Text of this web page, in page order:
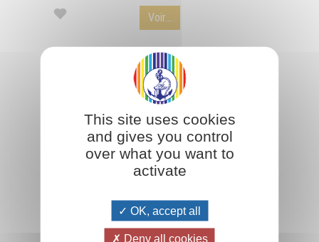
Voir...
This site uses cookies
and gives you control
over what you want to
activate
OK, accept all
Deny all cookies